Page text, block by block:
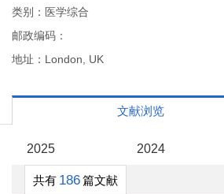
类别：医学综合
邮政编码：
地址：London, UK
文献浏览
2025 2024
共有 186篇文献